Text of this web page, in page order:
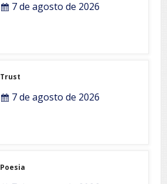
7 de agosto de 2026
Trust
7 de agosto de 2026
Poesia